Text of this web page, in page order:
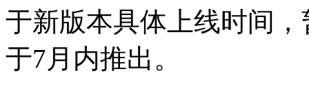
于新版本具体上线时间
于7月内推出。